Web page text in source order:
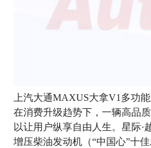
上汽大通MAXUS大拿V1多功
在消费升级趋势下，一辆高品
以让用户纵享自由人生。星际·
增压柴油发动机（“中国心”十